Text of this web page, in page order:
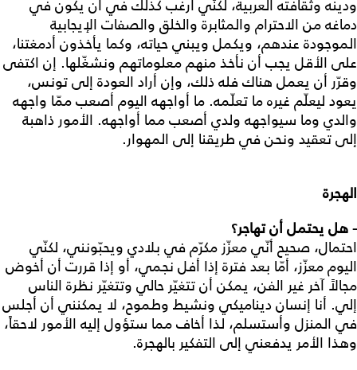
ودينه وثقافته العربية، لكنّي أرغب كذلك في أن يكون في
دماغه من الاحترام والمثابرة والخلق والصفات الإيجابية
الموجودة عندهم، ويكمل ويبني حياته، وكما يأخذون أدمغتنا،
على الأقل يجب أن نأخذ منهم معلوماتهم ونشغّلها. إن اكتفى
وقرّر أن يعمل هناك فله ذلك، وإن أراد العودة إلى تونس،
يعود ليعلّم غيره ما تعلّمه. ما أواجهه اليوم أصعب ممّا واجهه
والدي وما سيواجهه ولدي أصعب مما أواجهه. الأمور ذاهبة
إلى تعقيد ونحن في طريقنا إلى المهوار.
الهجرة
- هل يحتمل أن تهاجر؟
احتمال، صحيح أنّي معزّز مكرّم في بلادي ويحبّونني، لكنّي
اليوم معزّز، أمّا بعد فترة إذا أفل نجمي، أو إذا قررت أن أخوض
مجالاً آخر غير الفن، يمكن أن تتغيّر حالي وتتغيّر نظرة الناس
إلي. أنا إنسان ديناميكي ونشيط وطموح، لا يمكنني أن أجلس
في المنزل وأستسلم، لذا أخاف مما ستؤول إليه الأمور لاحقاً،
وهذا الأمر يدفعني إلى التفكير بالهجرة.